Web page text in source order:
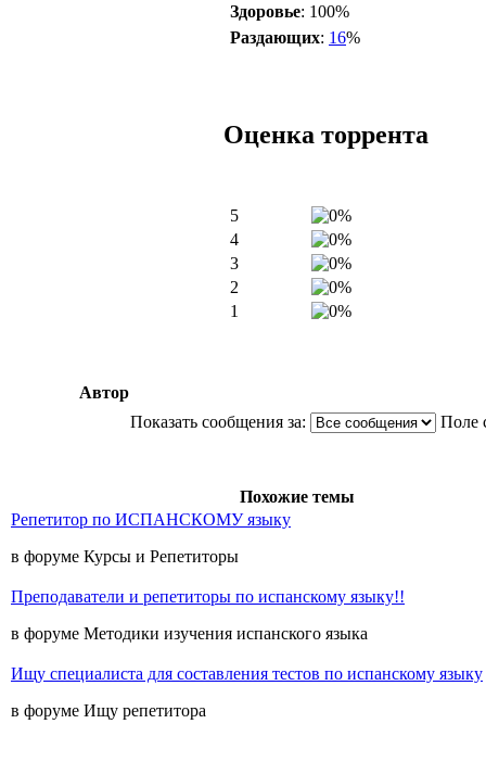
Здоровье: 100%
Раздающих: 16%
Оценка торрента
5
4
3
2
1
Автор
Показать сообщения за:
Поле
Похожие темы
Репетитор по ИСПАНСКОМУ языку
в форуме Курсы и Репетиторы
Преподаватели и репетиторы по испанскому языку!!
в форуме Методики изучения испанского языка
Ищу специалиста для составления тестов по испанскому языку
в форуме Ищу репетитора